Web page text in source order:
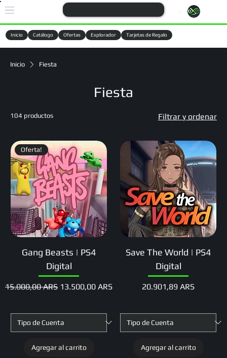
Inicio Catálogo Ofertas Explorador Tarjetas de Regalo
Inicio Fiesta
Fiesta
104 productos Filtrar y ordenar
Oferta!
Gang Beasts | PS4
Digital
Precio
15.000,00 ARS Precio de oferta
13.500,00 ARS
Agregar al carrito
Save The World | PS4
Digital
Precio
20.901,89 ARS
Agregar al carrito